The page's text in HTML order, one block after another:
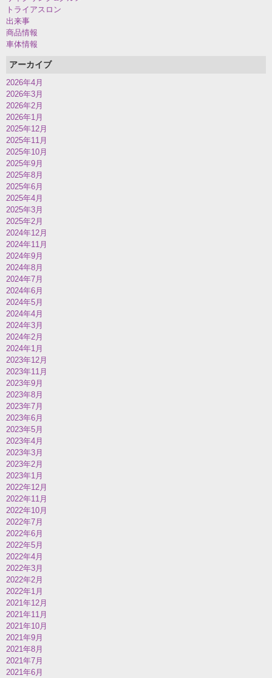
トライアスロン
出来事
商品情報
車体情報
アーカイブ
2026年4月
2026年3月
2026年2月
2026年1月
2025年12月
2025年11月
2025年10月
2025年9月
2025年8月
2025年6月
2025年4月
2025年3月
2025年2月
2024年12月
2024年11月
2024年9月
2024年8月
2024年7月
2024年6月
2024年5月
2024年4月
2024年3月
2024年2月
2024年1月
2023年12月
2023年11月
2023年9月
2023年8月
2023年7月
2023年6月
2023年5月
2023年4月
2023年3月
2023年2月
2023年1月
2022年12月
2022年11月
2022年10月
2022年7月
2022年6月
2022年5月
2022年4月
2022年3月
2022年2月
2022年1月
2021年12月
2021年11月
2021年10月
2021年9月
2021年8月
2021年7月
2021年6月